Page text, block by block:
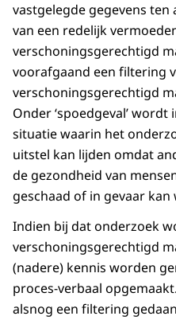
vastgelegde gegevens ten
van een redelijk
verschoningsgerechtigd
voorafgaand een filtering
verschoningsgerechtigd
Onder ‘spoedgeval’
situatie waarin het
uitstel kan lijden omdat
de gezondheid van
geschaad of in gevaar
Indien bij dat onderzoek
verschoningsgerechtigd
(nadere) kennis worden
proces-verbaal
alsnog een filtering